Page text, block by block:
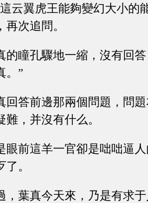
云翼虎王能夠變幻大小的
再次追問。
的瞳孔驟地一縮，沒有回
。”
回答前邊那兩個問題，問
難，并沒有什么。
眼前這羊一官卻是咄咄逼
。
，葉真今天來，乃是有求